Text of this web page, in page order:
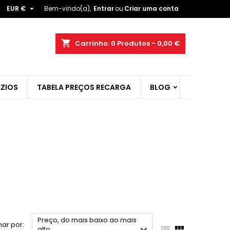
Bem-vindo(a), Entrarou Criar uma conta
EUR € 
shopping_cart Carrinho: 0 Produtos - 0,00 €
TABELA PREÇOS RECARGA BLOG
por:
Preço, do mais baixo ao mais